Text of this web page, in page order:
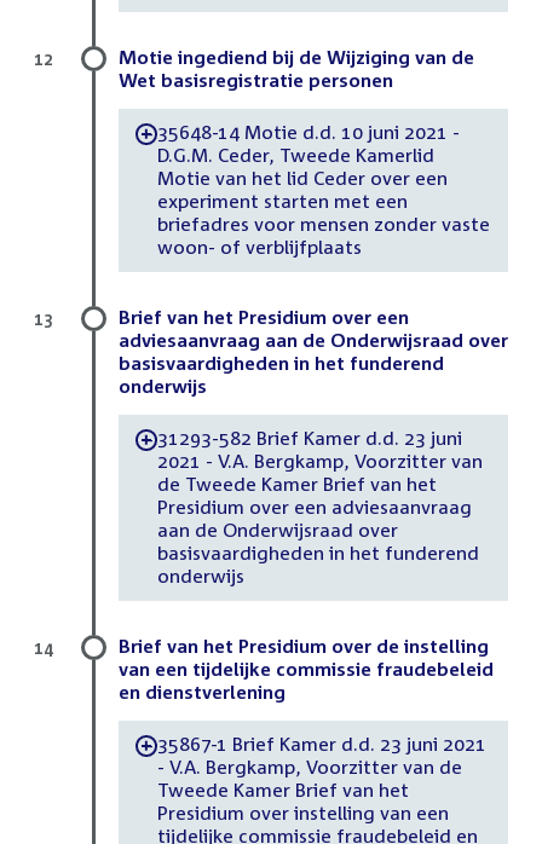
Motie ingediend bij de Wijziging van de
Wet basisregistratie personen
-35648-14 Motie d.d. 10 juni 2021 -
D.G.M. Ceder, Tweede Kamerlid
Motie van het lid Ceder over een
experiment starten met een
briefadres voor mensen zonder vaste
woon- of verblijfplaats
12
Brief van het Presidium over een
adviesaanvraag aan de Onderwijsraad over
basisvaardigheden in het funderend
onderwijs
-31293-582 Brief Kamer d.d. 23 juni
2021 - V.A. Bergkamp, Voorzitter van
de Tweede Kamer Brief van het
Presidium over een adviesaanvraag
aan de Onderwijsraad over
basisvaardigheden in het funderend
onderwijs
13
Brief van het Presidium over de instelling
van een tijdelijke commissie fraudebeleid
en dienstverlening
-35867-1 Brief Kamer d.d. 23 juni 2021
- V.A. Bergkamp, Voorzitter van de
Tweede Kamer Brief van het
Presidium over instelling van een
tijdelijke commissie fraudebeleid en
14